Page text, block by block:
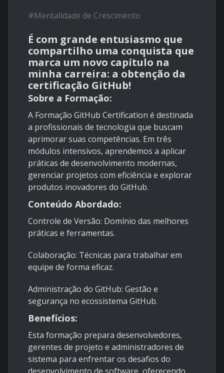
#Mentalidade de Crescimento
É com grande entusiasmo que
compartilho uma conquista que
marca um novo capítulo na
minha carreira: a obtenção da
certificação GitHub!
Sobre a Formação:
A Formação GitHub Certification é destinada
a profissionais de tecnologia que buscam
aprimorar suas competências. Em três
módulos intensivos, aprendemos a aplicar
práticas de desenvolvimento modernas,
gerenciar projetos com eficiência e explorar
produtos inovadores do GitHub.
Conteúdo Abordado:
Controle de Versão: Domínio das melhores
práticas e ferramentas.
Colaboração: Técnicas para trabalhar em
equipe de forma eficaz.
Administração do GitHub: Gestão e
segurança no ecossistema GitHub.
Benefícios:
Esta formação prepara desenvolvedores,
gerentes de projeto e administradores de
sistema para enfrentar os desafios do